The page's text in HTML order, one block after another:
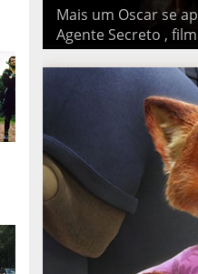
Mais um Oscar se
Secreto , filme de